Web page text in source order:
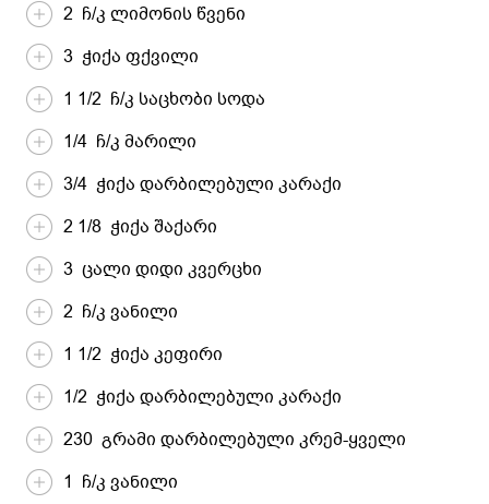
2 ჩ/კ ლიმონის წვენი
3 ჭიქა ფქვილი
1 1/2 ჩ/კ საცხობი სოდა
1/4 ჩ/კ მარილი
3/4 ჭიქა დარბილებული კარაქი
2 1/8 ჭიქა შაქარი
3 ცალი დიდი კვერცხი
2 ჩ/კ ვანილი
1 1/2 ჭიქა კეფირი
1/2 ჭიქა დარბილებული კარაქი
230 გრამი დარბილებული კრემ-ყველი
1 ჩ/კ ვანილი